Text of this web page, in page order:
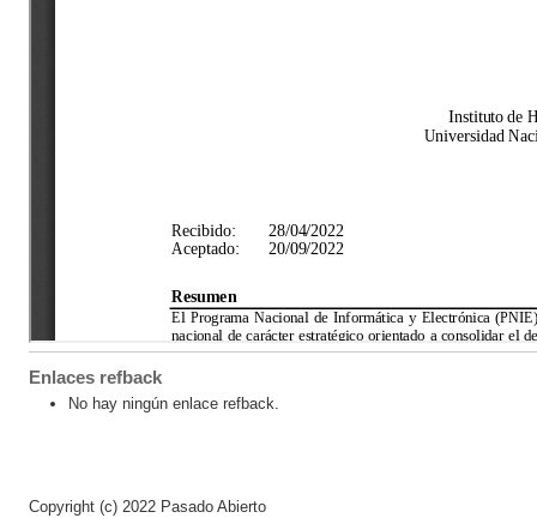
Enlaces refback
No hay ningún enlace refback.
Copyright (c) 2022 Pasado Abierto